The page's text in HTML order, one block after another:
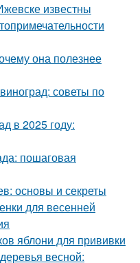
известны
она полезнее
советы по
в 2025 году:
пошаговая
основы и секреты
для весенней
яблони для прививки
весной: